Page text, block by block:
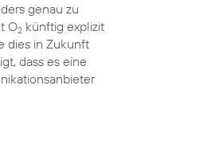
genau zu
O2 künftig explizit
dies in Zukunft
dass es eine